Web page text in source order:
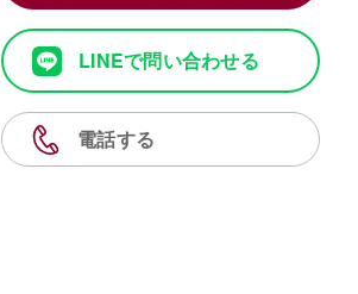
LINEで問い合わせる
電話する